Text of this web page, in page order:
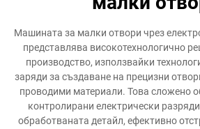
Машината за малки отвори чрез
представлява високотехнологично
производство, използвайки
заряди за създаване на прецизни
проводими материали. Това сложено
контролирани електрически
обработваната детайл, ефективно